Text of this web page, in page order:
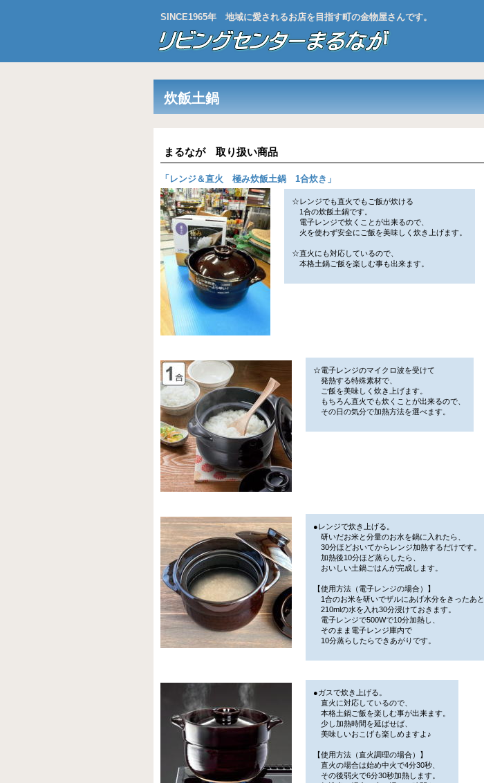
SINCE1965年 地域に愛されるお店を目指す町の金物屋さんです。
炊飯土鍋
まるなが 取り扱い商品
「 レンジ＆直火 極み炊飯土鍋 1合炊き 」
☆レンジでも直火でもご飯が炊ける
1合の炊飯土鍋です。
電子レンジで炊くことが出来るので、
火を使わず安全にご飯を美味しく炊き上げます。
☆直火にも対応しているので、
本格土鍋ご飯を楽しむ事も出来ます。
☆電子レンジのマイクロ波を受けて
発熱する特殊素材で、
ご飯を美味しく炊き上げます。
もちろん直火でも炊くことが出来るので、
その日の気分で加熱方法を選べます。
●レンジで炊き上げる。
研いだお米と分量のお水を鍋に入れたら、
30分ほどおいてからレンジ加熱するだけです。
加熱後10分ほど蒸らしたら、
おいしい土鍋ごはんが完成します。
【使用方法（電子レンジの場合）】
1合のお米を研いでザルにあげ水分をきったあと
210mlの水を入れ30分浸けておきます。
電子レンジで500Wで10分加熱し、
そのまま電子レンジ庫内で
10分蒸らしたらできあがりです。
●ガスで炊き上げる。
直火に対応しているので、
本格土鍋ご飯を楽しむ事が出来ます。
少し加熱時間を延ばせば、
美味しいおこげも楽しめますよ♪
【使用方法（直火調理の場合）】
直火の場合は始め中火で4分30秒、
その後弱火で6分30秒加熱します。